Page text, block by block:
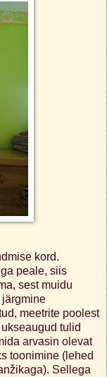
kord.
peale, siis
sest muidu
meetrite poolest
tulid
arvasin olevat
toonimine (lehed
Sellega